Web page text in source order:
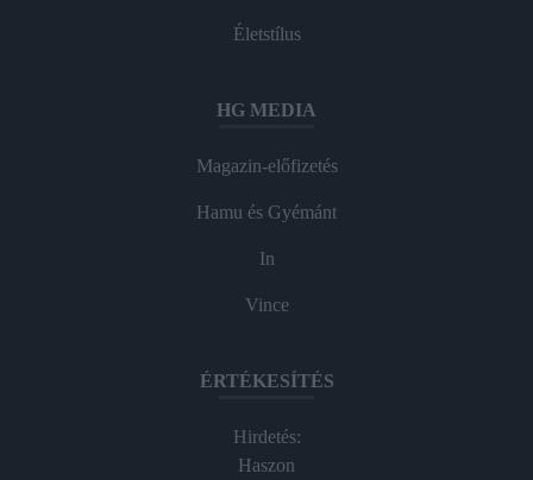
Életstílus
HG MEDIA
Magazin-előfizetés
Hamu és Gyémánt
In
Vince
ÉRTÉKESÍTÉS
Hirdetés:
Haszon